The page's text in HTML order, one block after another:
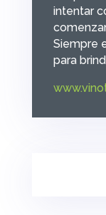
intentar
Siempre
para